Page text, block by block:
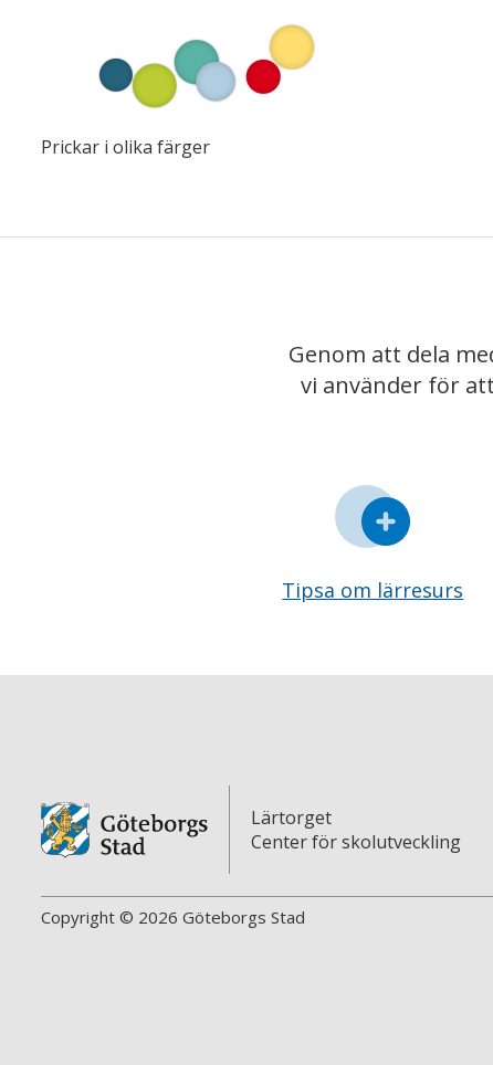
Prickar i olika färger
Genom att dela
vi använder för
Tipsa om lärresurs
Lärtorget
Center för skolutveckling
Copyright © 2026 Göteborgs Stad